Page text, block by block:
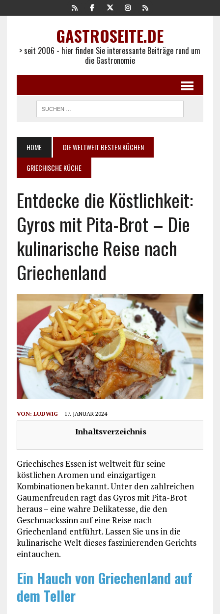
GASTROSEITE.DE
> seit 2006 - hier finden Sie interessante Beiträge rund um
die Gastronomie
HOME
DIE WELTWEIT BESTEN KÜCHEN
GRIECHISCHE KÜCHE
Entdecke die Köstlichkeit:
Gyros mit Pita-Brot – Die
kulinarische Reise nach
Griechenland
VON: LUDWIG 17. JANUAR 2024
Inhaltsverzeichnis
Griechisches Essen ist weltweit für seine
köstlichen Aromen und einzigartigen
Kombinationen bekannt. Unter den zahlreichen
Gaumenfreuden ragt das Gyros mit Pita-Brot
heraus – eine wahre Delikatesse, die den
Geschmackssinn auf eine Reise nach
Griechenland entführt. Lassen Sie uns in die
kulinarische Welt dieses faszinierenden Gerichts
eintauchen.
Ein Hauch von Griechenland auf
dem Teller